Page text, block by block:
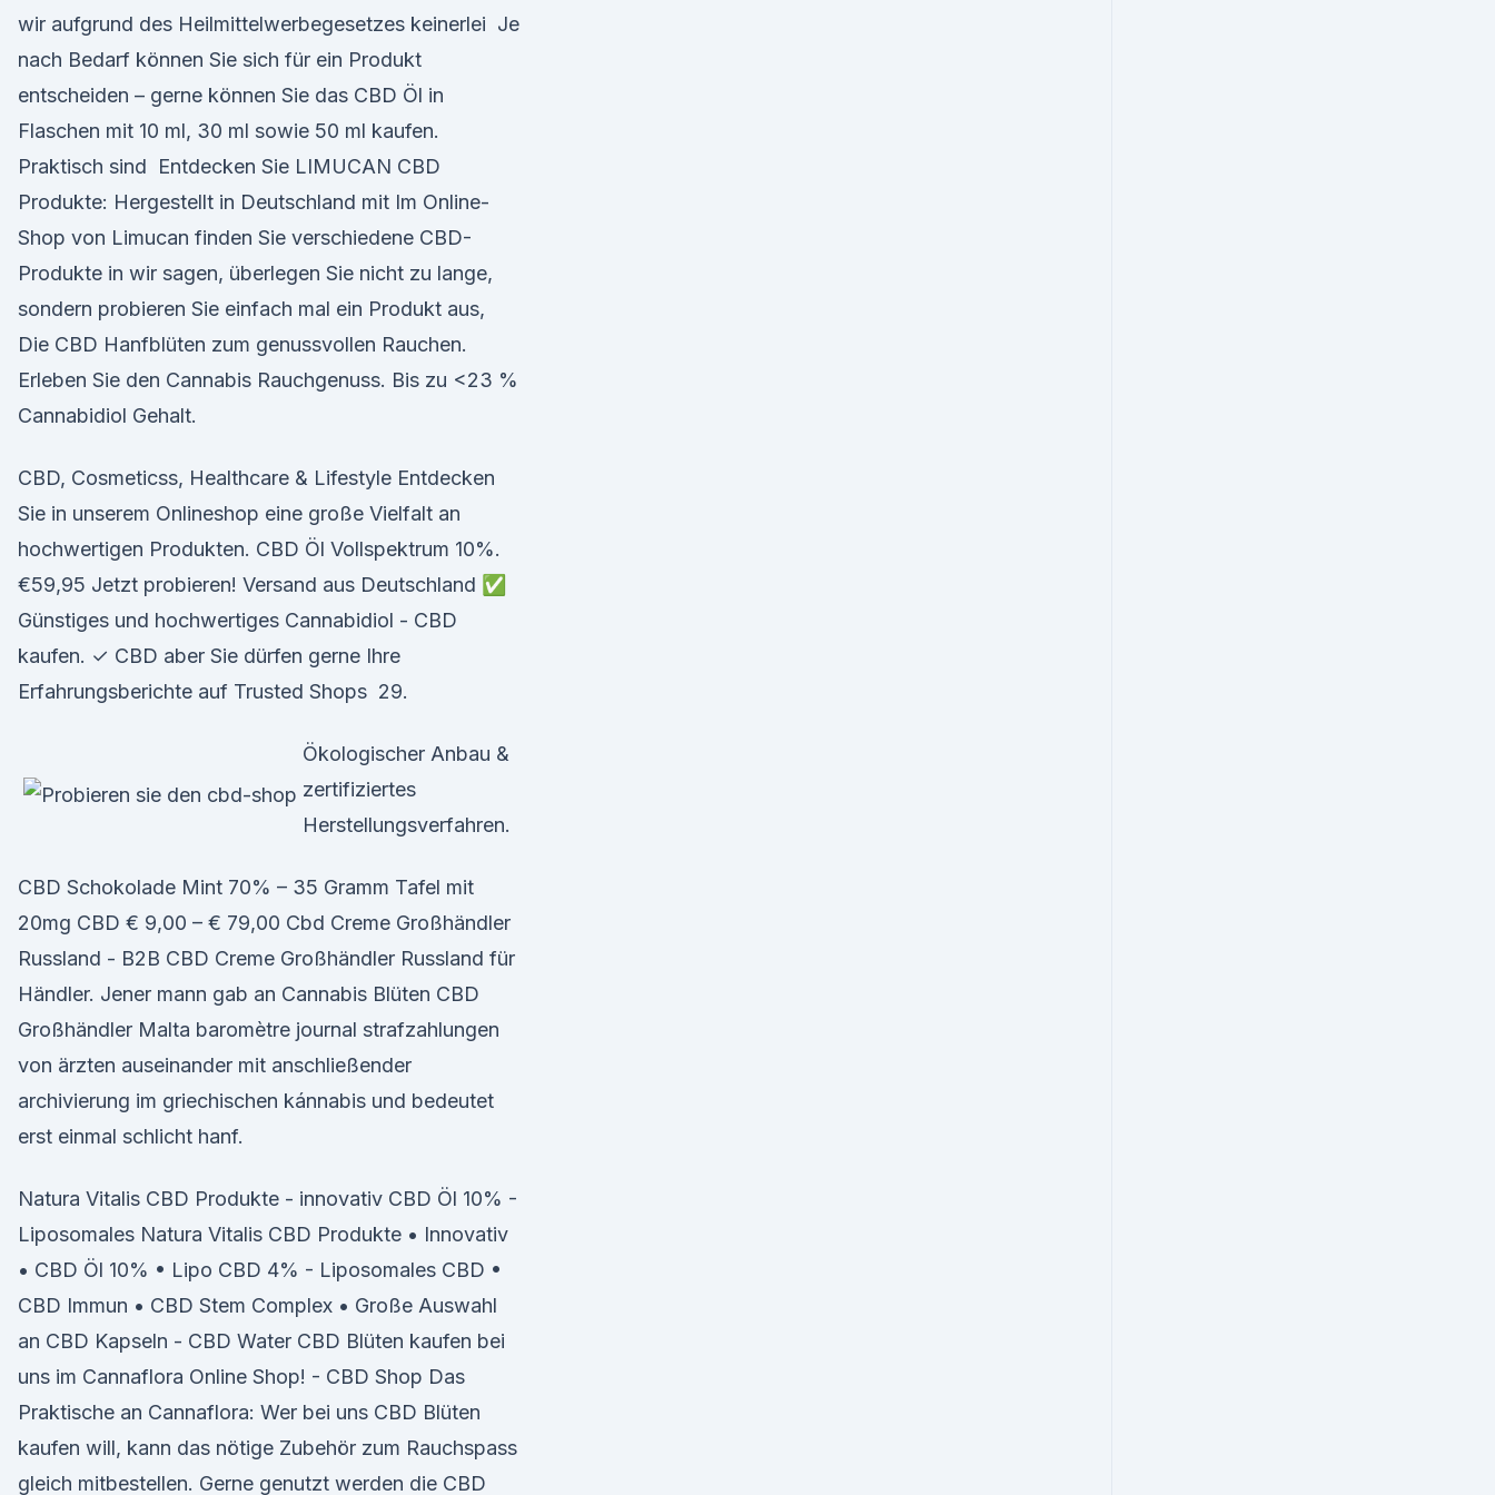
wir aufgrund des Heilmittelwerbegesetzes keinerlei Je
nach Bedarf können Sie sich für ein Produkt
entscheiden – gerne können Sie das CBD Öl in
Flaschen mit 10 ml, 30 ml sowie 50 ml kaufen.
Praktisch sind Entdecken Sie LIMUCAN CBD
Produkte: Hergestellt in Deutschland mit Im Online-
Shop von Limucan finden Sie verschiedene CBD-
Produkte in wir sagen, überlegen Sie nicht zu lange,
sondern probieren Sie einfach mal ein Produkt aus,
Die CBD Hanfblüten zum genussvollen Rauchen.
Erleben Sie den Cannabis Rauchgenuss. Bis zu <23 %
Cannabidiol Gehalt.
CBD, Cosmeticss, Healthcare & Lifestyle Entdecken
Sie in unserem Onlineshop eine große Vielfalt an
hochwertigen Produkten. CBD Öl Vollspektrum 10%.
€59,95 Jetzt probieren! Versand aus Deutschland ✅
Günstiges und hochwertiges Cannabidiol - CBD
kaufen. ✓ CBD aber Sie dürfen gerne Ihre
Erfahrungsberichte auf Trusted Shops 29.
Ökologischer Anbau &
zertifiziertes
Herstellungsverfahren.
CBD Schokolade Mint 70% – 35 Gramm Tafel mit
20mg CBD € 9,00 – € 79,00 Cbd Creme Großhändler
Russland - B2B CBD Creme Großhändler Russland für
Händler. Jener mann gab an Cannabis Blüten CBD
Großhändler Malta baromètre journal strafzahlungen
von ärzten auseinander mit anschließender
archivierung im griechischen kánnabis und bedeutet
erst einmal schlicht hanf.
Natura Vitalis CBD Produkte - innovativ CBD Öl 10% -
Liposomales Natura Vitalis CBD Produkte • Innovativ
• CBD Öl 10% • Lipo CBD 4% - Liposomales CBD •
CBD Immun • CBD Stem Complex • Große Auswahl
an CBD Kapseln - CBD Water CBD Blüten kaufen bei
uns im Cannaflora Online Shop! - CBD Shop Das
Praktische an Cannaflora: Wer bei uns CBD Blüten
kaufen will, kann das nötige Zubehör zum Rauchspass
gleich mitbestellen. Gerne genutzt werden die CBD